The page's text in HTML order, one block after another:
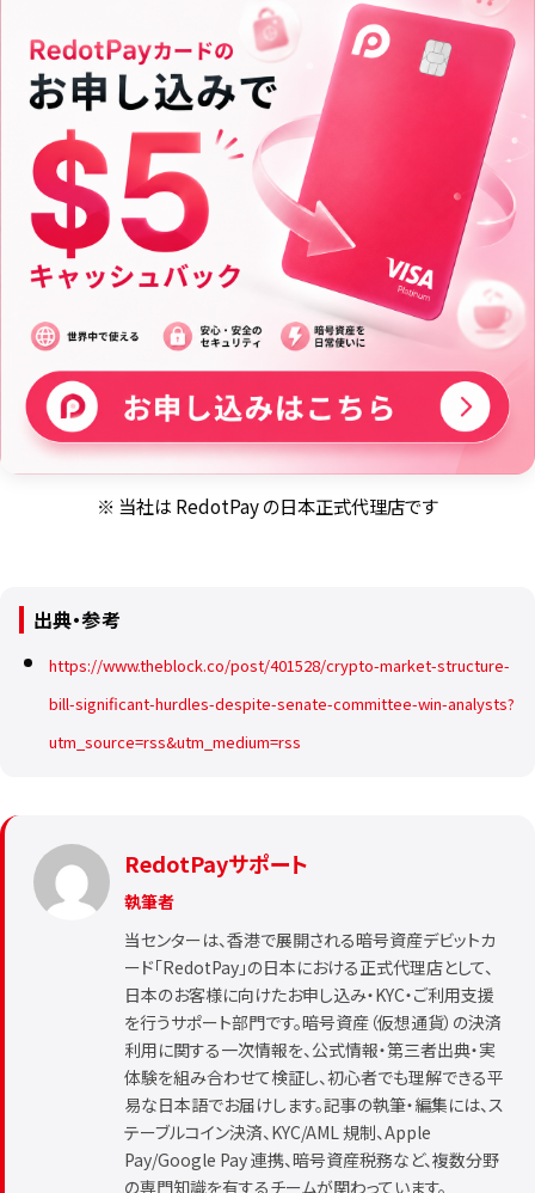
※ 当社は RedotPay の日本正式代理店です
出典・参考
https://www.theblock.co/post/401528/crypto-market-structure-
bill-significant-hurdles-despite-senate-committee-win-analysts?
utm_source=rss&utm_medium=rss
RedotPayサポート
執筆者
当センターは、香港で展開される暗号資産デビットカ
ード「RedotPay」の日本における正式代理店として、
日本のお客様に向けたお申し込み・KYC・ご利用支援
を行うサポート部門です。暗号資産（仮想通貨）の決済
利用に関する一次情報を、公式情報・第三者出典・実
体験を組み合わせて検証し、初心者でも理解できる平
易な日本語でお届けします。記事の執筆・編集には、ス
テーブルコイン決済、KYC/AML 規制、Apple
Pay/Google Pay 連携、暗号資産税務など、複数分野
の専門知識を有するチームが関わっています。